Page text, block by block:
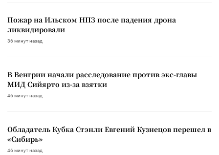
Пожар на Ильском НПЗ после падения дрона
ликвидировали
36 минут назад
В Венгрии начали расследование против экс-главы
МИД Сийярто из-за взятки
46 минут назад
Обладатель Кубка Стэнли Евгений Кузнецов перешел в
«Сибирь»
46 минут назад